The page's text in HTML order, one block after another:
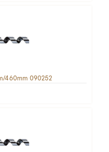
460mm 090252